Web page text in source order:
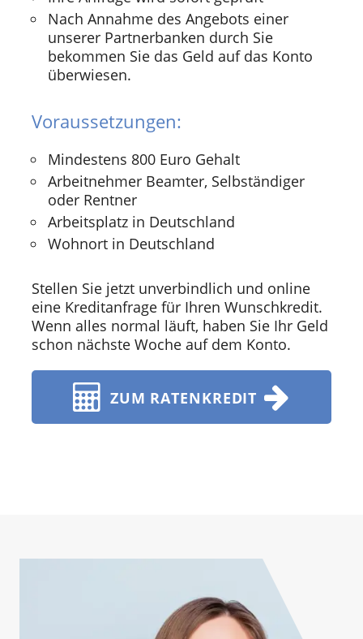
Nach Annahme des Angebots einer
unserer Partnerbanken durch Sie
bekommen Sie das Geld auf das Konto
überwiesen.
Voraussetzungen:
Mindestens 800 Euro Gehalt
Arbeitnehmer Beamter, Selbständiger
oder Rentner
Arbeitsplatz in Deutschland
Wohnort in Deutschland
Stellen Sie jetzt unverbindlich und online
eine Kreditanfrage für Ihren Wunschkredit.
Wenn alles normal läuft, haben Sie Ihr Geld
schon nächste Woche auf dem Konto.
ZUM RATENKREDIT